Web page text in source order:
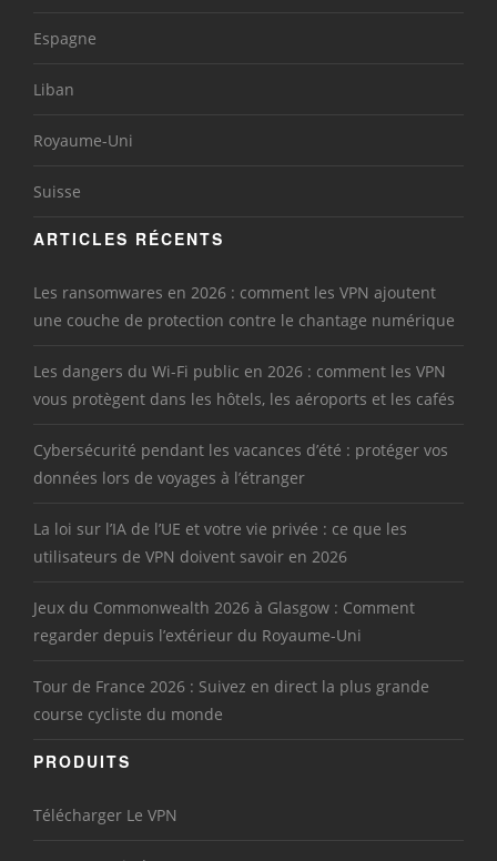
Espagne
Liban
Royaume-Uni
Suisse
ARTICLES RÉCENTS
Les ransomwares en 2026 : comment les VPN ajoutent
une couche de protection contre le chantage numérique
Les dangers du Wi-Fi public en 2026 : comment les VPN
vous protègent dans les hôtels, les aéroports et les cafés
Cybersécurité pendant les vacances d’été : protéger vos
données lors de voyages à l’étranger
La loi sur l’IA de l’UE et votre vie privée : ce que les
utilisateurs de VPN doivent savoir en 2026
Jeux du Commonwealth 2026 à Glasgow : Comment
regarder depuis l’extérieur du Royaume-Uni
Tour de France 2026 : Suivez en direct la plus grande
course cycliste du monde
PRODUITS
Télécharger Le VPN